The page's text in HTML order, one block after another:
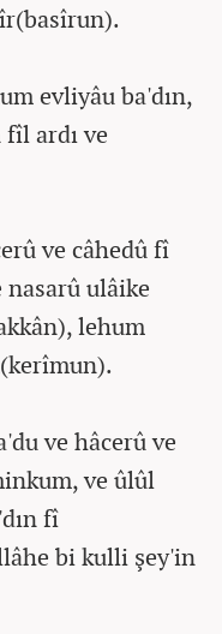
evliyâu ba'dın,
ardı ve
ve câhedû fî
ulâike
lehum
ve hâcerû ve
ve ûlûl
fî
bi kulli şey'in